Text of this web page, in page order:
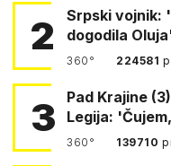
2
Srpski vojnik:
dogodila
360° 224581
3
Pad Krajine
Legija:
360° 139710